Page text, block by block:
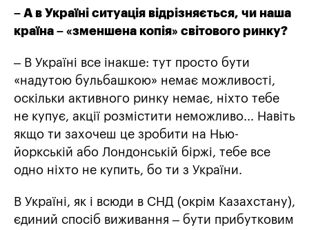
– А в Україні ситуація відрізняється, чи наша
країна – «зменшена копія» світового ринку?
– В Україні все інакше: тут просто бути
«надутою бульбашкою» немає можливості,
оскільки активного ринку немає, ніхто тебе
не купує, акції розмістити неможливо... Навіть
якщо ти захочеш це зробити на Нью-
йоркській або Лондонській біржі, тебе все
одно ніхто не купить, бо ти з України.
В Україні, як і всюди в СНД (окрім Казахстану),
єдиний спосіб виживання – бути прибутковим